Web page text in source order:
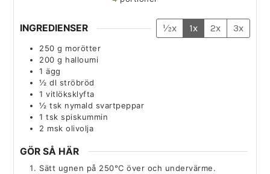
INGREDIENSER ½x 1x 2x 3x
250 g morötter
200 g halloumi
1 ägg
½ dl ströbröd
1 vitlöksklyfta
½ tsk nymald svartpeppar
1 tsk spiskummin
2 msk olivolja
GÖR SÅ HÄR
Sätt ugnen på 250°C över och undervärme.